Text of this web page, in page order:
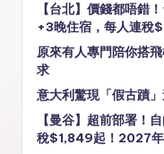
【台北】價錢都唔錯
+3晚住宿，每人連稅
原來有人專門陪你搭
求
意大利驚現「假古蹟
【曼谷】超前部署！
稅$1,849起！2027年